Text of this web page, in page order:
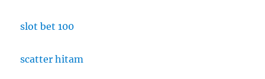
slot bet 100
scatter hitam